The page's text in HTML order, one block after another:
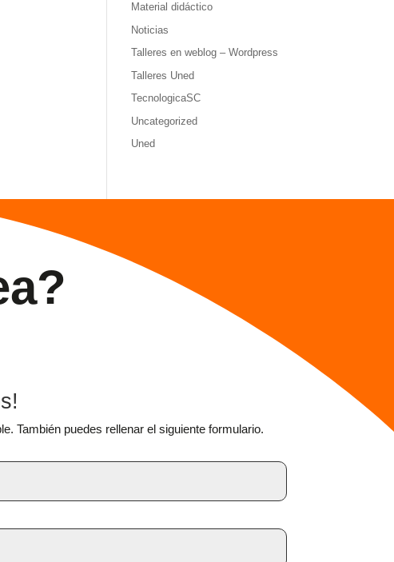
Material didáctico
Noticias
Talleres en weblog – Wordpress
Talleres Uned
TecnologicaSC
Uncategorized
Uned
También puedes rellenar el siguiente formulario.